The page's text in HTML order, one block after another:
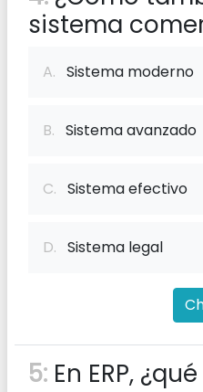
sistema
A. Sistema moderno
B. Sistema avanzado
C. Sistema efectivo
D. Sistema legal
5: En ERP,